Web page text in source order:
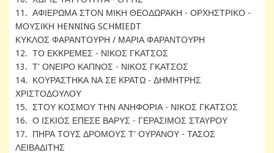
11. ΑΦΙΕΡΩΜΑ ΣΤΟΝ ΜΙΚΗ ΘΕΟΔΩΡΑΚΗ - ΟΡΧΗΣΤΡΙΚΟ -
ΜΟΥΣΙΚΗ HENNING SCHMIEDT
ΚΥΚΛΟΣ ΦΑΡΑΝΤΟΥΡΗ / ΜΑΡΙΑ ΦΑΡΑΝΤΟΥΡΗ
12. ΤΟ ΕΚΚΡΕΜΕΣ - ΝΙΚΟΣ ΓΚΑΤΣΟΣ
13. Τ' ΟΝΕΙΡΟ ΚΑΠΝΟΣ - ΝΙΚΟΣ ΓΚΑΤΣΟΣ
14. ΚΟΥΡΑΣΤΗΚΑ ΝΑ ΣΕ ΚΡΑΤΩ - ΔΗΜΗΤΡΗΣ
ΧΡΙΣΤΟΔΟΥΛΟΥ
15. ΣΤΟΥ ΚΟΣΜΟΥ ΤΗΝ ΑΝΗΦΟΡΙΑ - ΝΙΚΟΣ ΓΚΑΤΣΟΣ
16. Ο ΙΣΚΙΟΣ ΕΠΕΣΕ ΒΑΡΥΣ - ΓΕΡΑΣΙΜΟΣ ΣΤΑΥΡΟΥ
17. ΠΗΡΑ ΤΟΥΣ ΔΡΟΜΟΥΣ Τ' ΟΥΡΑΝΟΥ - ΤΑΣΟΣ
ΛΕΙΒΑΔΙΤΗΣ